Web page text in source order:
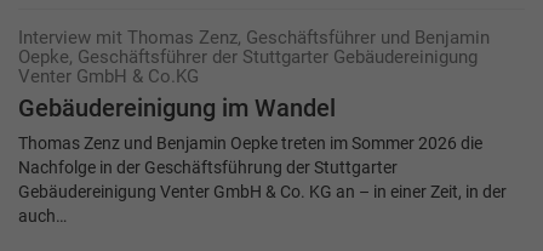
Interview mit Thomas Zenz, Geschäftsführer und Benjamin
Oepke, Geschäftsführer der Stuttgarter Gebäudereinigung
Venter GmbH & Co.KG
Gebäudereinigung im Wandel
Thomas Zenz und Benjamin Oepke treten im Sommer 2026 die
Nachfolge in der Geschäftsführung der Stuttgarter
Gebäudereinigung Venter GmbH & Co. KG an – in einer Zeit, in der
auch…